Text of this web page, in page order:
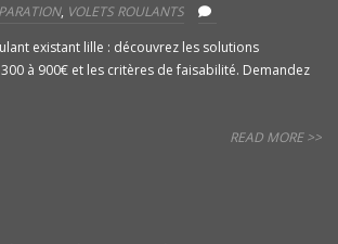
, VOLETS ROULANTS
existant lille : découvrez les solutions
à 900€ et les critères de faisabilité. Demandez
READ MORE >>